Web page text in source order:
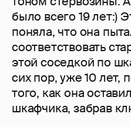
было всего 19 лет:)
поняла, что она
соответствовать
этой соседкой по
сих пор, уже 10 лет,
того, как она
шкафчика, забрав